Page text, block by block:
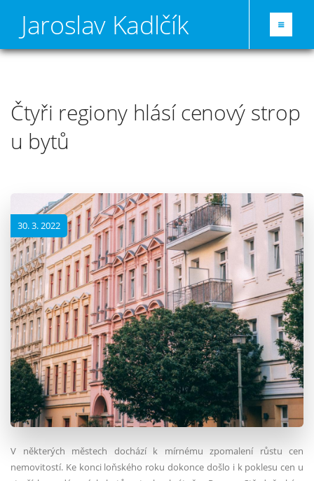
Jaroslav Kadlčík
Čtyři regiony hlásí cenový strop
u bytů
30. 3. 2022
V některých městech dochází k mírnému zpomalení růstu cen
nemovitostí. Ke konci loňského roku dokonce došlo i k poklesu cen u